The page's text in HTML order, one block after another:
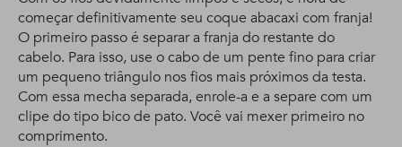
começar definitivamente seu coque abacaxi com franja!
O primeiro passo é separar a franja do restante do
cabelo. Para isso, use o cabo de um pente fino para criar
um pequeno triângulo nos fios mais próximos da testa.
Com essa mecha separada, enrole-a e a separe com um
clipe do tipo bico de pato. Você vai mexer primeiro no
comprimento.